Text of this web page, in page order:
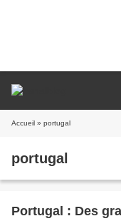
Accueil » portugal
portugal
Portugal : Des